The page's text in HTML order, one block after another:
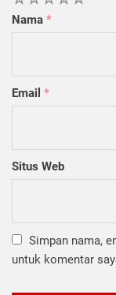
Nama *
Email *
Situs Web
Simpan nama,
untuk komentar